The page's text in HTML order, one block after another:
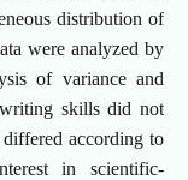
distribution of
were analyzed by
of variance and
skills did not
according to
in scientific-